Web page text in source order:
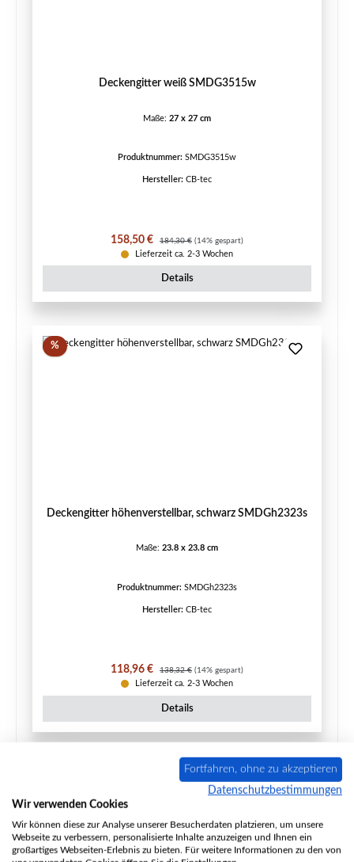
Deckengitter weiß SMDG3515w
Maße: 27 x 27 cm
Produktnummer: SMDG3515w
Hersteller: CB-tec
Verkaufspreis:
158,50 € Regulärer Preis:
184,30 € (14% gespart)
Lieferzeit ca. 2-3 Wochen
Details
%Rabatt
Deckengitter höhenverstellbar, schwarz SMDGh2323s
Maße: 23.8 x 23.8 cm
Produktnummer: SMDGh2323s
Hersteller: CB-tec
Verkaufspreis:
118,96 € Regulärer Preis:
138,32 € (14% gespart)
Lieferzeit ca. 2-3 Wochen
Details
Fortfahren, ohne zu akzeptieren
Datenschutzbestimmungen
Wir verwenden Cookies
Wir können diese zur Analyse unserer Besucherdaten platzieren, um unsere
Webseite zu verbessern, personalisierte Inhalte anzuzeigen und Ihnen ein
großartiges Webseiten-Erlebnis zu bieten. Für weitere Informationen zu den von